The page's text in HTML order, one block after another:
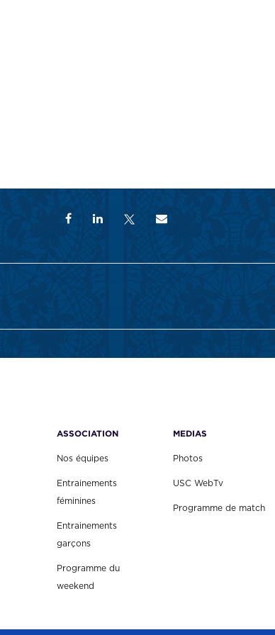
ASSOCIATION
Nos équipes
Entrainements
féminines
Entrainements
garçons
Programme du
weekend
MEDIAS
Photos
USC WebTv
Programme de match